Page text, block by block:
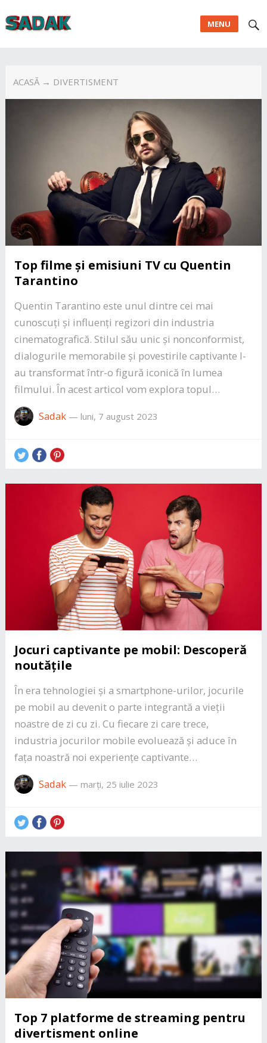
MENU
ACASĂ→ DIVERTISMENT
Top filme și emisiuni TV cu Quentin
Tarantino
Quentin Tarantino este unul dintre cei mai
cunoscuți și influenți regizori din industria
cinematografică. Stilul său unic și nonconformist,
dialogurile memorabile și povestirile captivante l-
au transformat într-o figură iconică în lumea
filmului. În acest articol vom explora topul…
Sadak— luni, 7 august 2023
Jocuri captivante pe mobil: Descoperă
noutățile
În era tehnologiei și a smartphone-urilor, jocurile
pe mobil au devenit o parte integrantă a vieții
noastre de zi cu zi. Cu fiecare zi care trece,
industria jocurilor mobile evoluează și aduce în
fața noastră noi experiențe captivante…
Sadak— marți, 25 iulie 2023
Top 7 platforme de streaming pentru
divertisment online